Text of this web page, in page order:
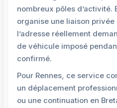
nombreux pôles d’activité.
organise une liaison privée
l’adresse réellement
de véhicule imposé
confirmé.
Pour Rennes, ce service
un déplacement
ou une continuation en